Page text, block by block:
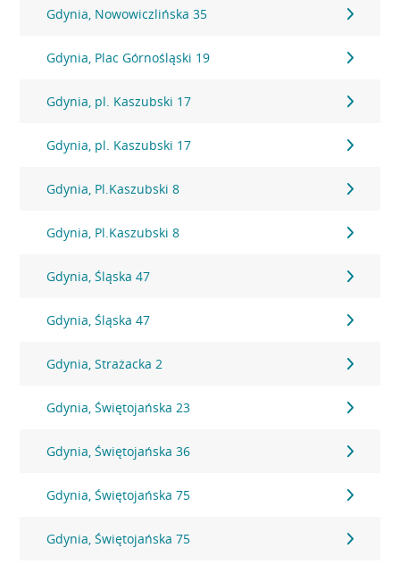
Gdynia, Nowowiczlińska 35
Gdynia, Plac Górnośląski 19
Gdynia, pl. Kaszubski 17
Gdynia, pl. Kaszubski 17
Gdynia, Pl.Kaszubski 8
Gdynia, Pl.Kaszubski 8
Gdynia, Śląska 47
Gdynia, Śląska 47
Gdynia, Strażacka 2
Gdynia, Świętojańska 23
Gdynia, Świętojańska 36
Gdynia, Świętojańska 75
Gdynia, Świętojańska 75